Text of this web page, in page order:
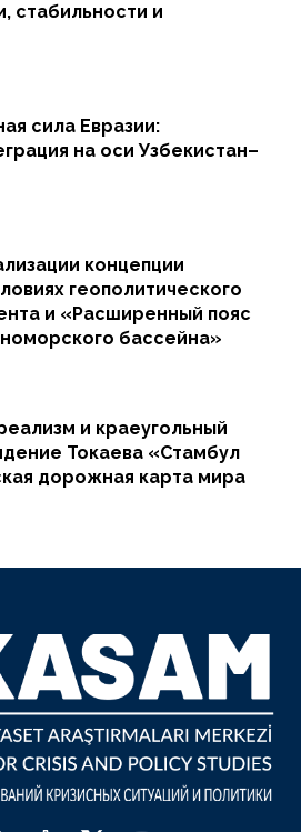
стабильности и
сила Евразии:
на оси Узбекистан–
концепции
геополитического
и «Расширенный пояс
бассейна»
и краеугольный
Токаева «Стамбул
дорожная карта мира